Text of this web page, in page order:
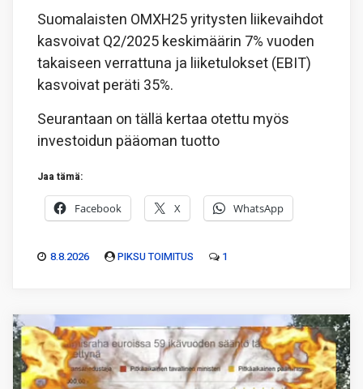
Suomalaisten OMXH25 yritysten liikevaihdot
kasvoivat Q2/2025 keskimäärin 7% vuoden
takaiseen verrattuna ja liiketulokset (EBIT)
kasvoivat peräti 35%.
Seurantaan on tällä kertaa otettu myös
investoidun pääoman tuotto
Jaa tämä:
Facebook X WhatsApp
8.8.2026 PIKSU TOIMITUS 1